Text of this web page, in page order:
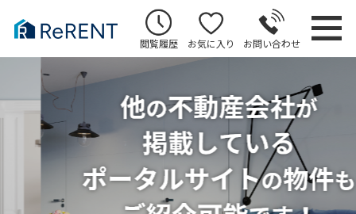
閲覧履歴 お気に入り お問い合わせ